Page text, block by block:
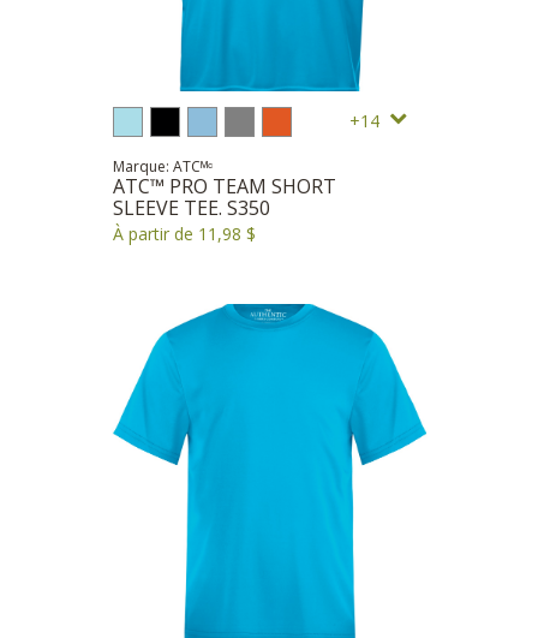
14
Marque: ATCᴹᶜ
ATC™ PRO TEAM SHORT
SLEEVE TEE. S350
À partir de 11,98 $